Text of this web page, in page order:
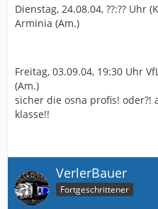
Dienstag, 24.08.04, ??:?? Uhr
Arminia (Am.)
Freitag, 03.09.04, 19:30 Uhr
(Am.)
sicher die osna profis! oder?!
klasse!!
VerlerBauer
Fortgeschrittener